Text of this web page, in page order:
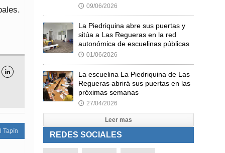

Tapín
🕔 09/06/2026
La Piedriquina abre sus puertas y
sitúa a Las Regueras en la red
autonómica de escuelinas públicas
🕔 01/06/2026
La escuelina La Piedriquina de Las
Regueras abrirá sus puertas en las
próximas semanas
🕔 27/04/2026
Leer mas
REDES SOCIALES